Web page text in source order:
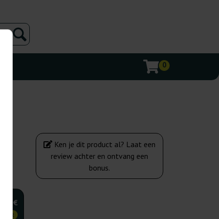
0
€
Ken je dit product al? Laat een
review achter en ontvang een
bonus.